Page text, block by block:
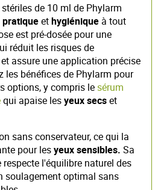
de 10 ml de Phylarm
ethygiénique à tout
est pré-dosée pour une
réduit les risques de
assure une application précise
les bénéfices de Phylarm pour
options, y compris lesérum
qui apaise lesyeux secset
sans conservateur, ce qui la
pour lesyeux sensibles. Sa
l'équilibre naturel des
soulagement optimal sans